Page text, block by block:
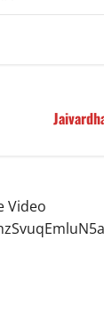
Video